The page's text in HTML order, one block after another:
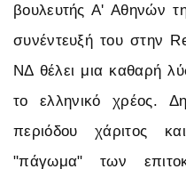
βουλευτής Α' Αθηνών
συνέντευξή του στην
ΝΔ θέλει μια καθαρή
το ελληνικό χρέος.
περιόδου χάριτος
"πάγωμα" των